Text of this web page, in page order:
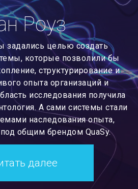
Роуз
задались целью создать
которые позволили бы
структурирование и
опыта организаций и
исследования получила
А сами системы стали
наследования опыта,
общим брендом QuaSy.
далее